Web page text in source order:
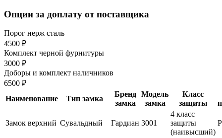
Опции за доплату от поставщика
Порог нерж сталь
4500 ₽
Комплект черной фурнитуры
3000 ₽
Доборы и комплект наличников
6500 ₽
Наименование
Тип замка
Бренд
замка
Модель
замка
Класс
защиты
Замок верхний Сувальдный Гардиан 3001
4 класс
защиты
(наивысший)